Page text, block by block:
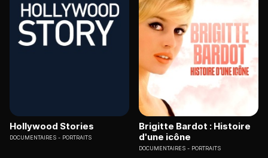
Hollywood Stories
DOCUMENTAIRES PORTRAITS
Brigitte Bardot : Histoire
d'une icône
DOCUMENTAIRES PORTRAITS